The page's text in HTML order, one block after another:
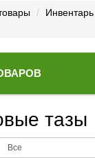
тазы